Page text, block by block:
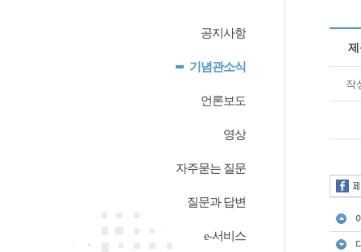
공지사항
기념관소식
언론보도
영상
자주묻는 질문
질문과 답변
e-서비스
작